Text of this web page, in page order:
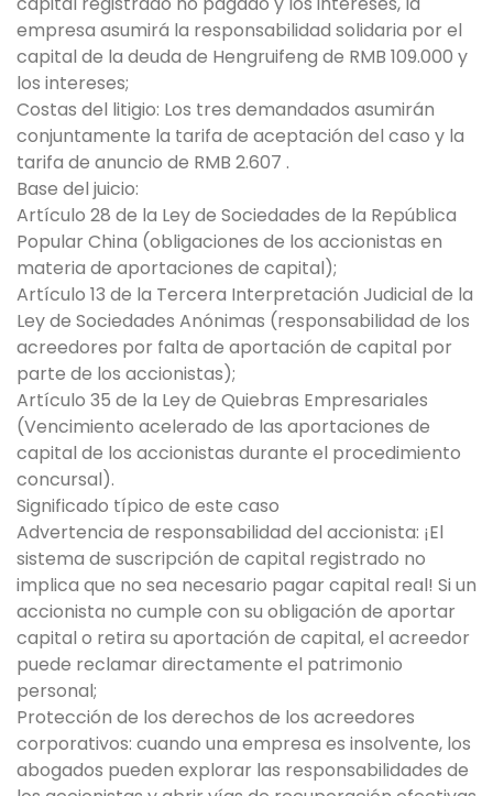
empresa asumirá la responsabilidad solidaria por el
capital de la deuda de Hengruifeng de RMB 109.000 y
los intereses;
Costas del litigio: Los tres demandados asumirán
conjuntamente la tarifa de aceptación del caso y la
tarifa de anuncio de RMB 2.607 .
Base del juicio:
Artículo 28 de la Ley de Sociedades de la República
Popular China (obligaciones de los accionistas en
materia de aportaciones de capital);
Artículo 13 de la Tercera Interpretación Judicial de la
Ley de Sociedades Anónimas (responsabilidad de los
acreedores por falta de aportación de capital por
parte de los accionistas);
Artículo 35 de la Ley de Quiebras Empresariales
(Vencimiento acelerado de las aportaciones de
capital de los accionistas durante el procedimiento
concursal).
Significado típico de este caso
Advertencia de responsabilidad del accionista: ¡El
sistema de suscripción de capital registrado no
implica que no sea necesario pagar capital real! Si un
accionista no cumple con su obligación de aportar
capital o retira su aportación de capital, el acreedor
puede reclamar directamente el patrimonio
personal;
Protección de los derechos de los acreedores
corporativos: cuando una empresa es insolvente, los
abogados pueden explorar las responsabilidades de